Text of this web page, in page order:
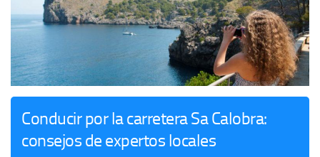
Conducir por la carretera Sa Calobra:
consejos de expertos locales